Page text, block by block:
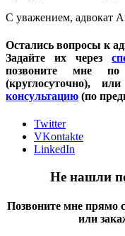
С уважением, адвокат
Остались вопросы к
Задайте их через
позвоните мне
(круглосуточно),
консультацию (по
Twitter
VKontakte
LinkedIn
Не нашли
Позвоните мне прямо
или